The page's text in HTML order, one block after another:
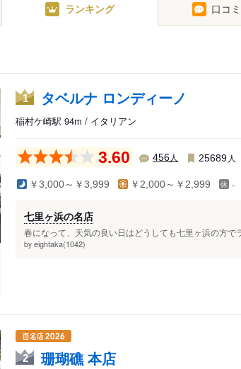
ランキング 口コ
1 タベルナ ロンディーノ
稲村ケ崎駅 94m / イタリアン
3.60 456人 25689 人
￥3,000～￥3,999 ￥2,000～￥2,999 -
七里ヶ浜の名店
春になって、天気の良い日はどうしても七里ヶ浜の方
by eightaka(1042)
2 珊瑚礁 本店